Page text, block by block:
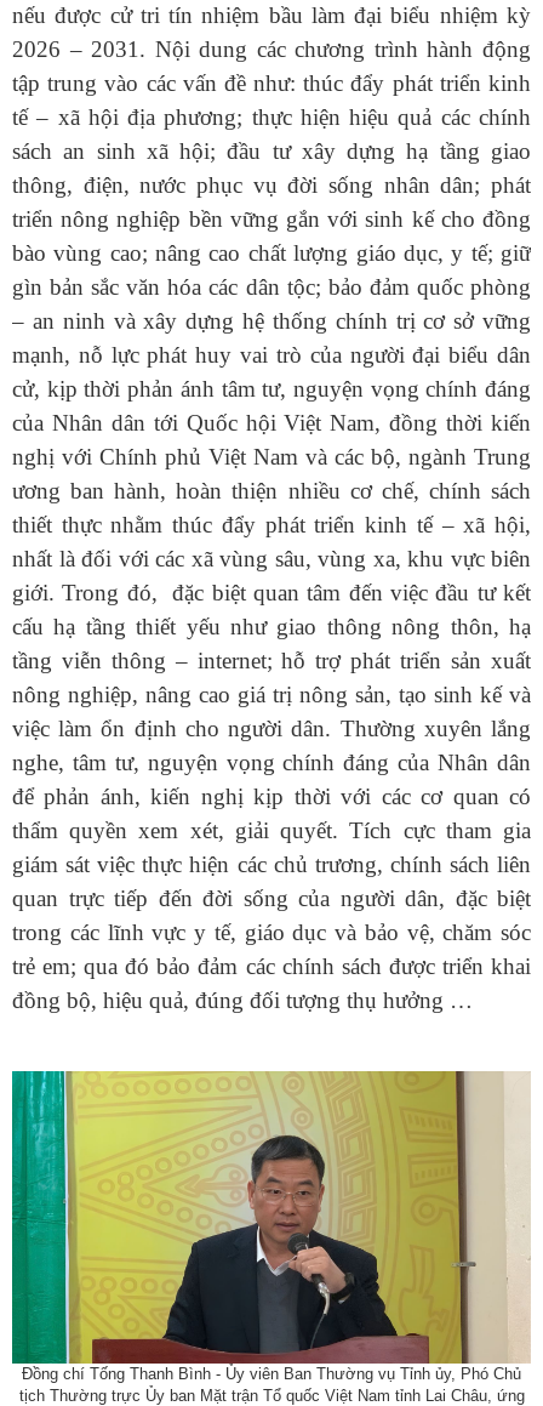
nếu được cử tri tín nhiệm bầu làm đại biểu nhiệm kỳ
2026 – 2031. Nội dung các chương trình hành động
tập trung vào các vấn đề như: thúc đẩy phát triển kinh
tế – xã hội địa phương; thực hiện hiệu quả các chính
sách an sinh xã hội; đầu tư xây dựng hạ tầng giao
thông, điện, nước phục vụ đời sống nhân dân; phát
triển nông nghiệp bền vững gắn với sinh kế cho đồng
bào vùng cao; nâng cao chất lượng giáo dục, y tế; giữ
gìn bản sắc văn hóa các dân tộc; bảo đảm quốc phòng
– an ninh và xây dựng hệ thống chính trị cơ sở vững
mạnh, nỗ lực phát huy vai trò của người đại biểu dân
cử, kịp thời phản ánh tâm tư, nguyện vọng chính đáng
của Nhân dân tới Quốc hội Việt Nam, đồng thời kiến
nghị với Chính phủ Việt Nam và các bộ, ngành Trung
ương ban hành, hoàn thiện nhiều cơ chế, chính sách
thiết thực nhằm thúc đẩy phát triển kinh tế – xã hội,
nhất là đối với các xã vùng sâu, vùng xa, khu vực biên
giới. Trong đó, đặc biệt quan tâm đến việc đầu tư kết
cấu hạ tầng thiết yếu như giao thông nông thôn, hạ
tầng viễn thông – internet; hỗ trợ phát triển sản xuất
nông nghiệp, nâng cao giá trị nông sản, tạo sinh kế và
việc làm ổn định cho người dân. Thường xuyên lắng
nghe, tâm tư, nguyện vọng chính đáng của Nhân dân
để phản ánh, kiến nghị kịp thời với các cơ quan có
thẩm quyền xem xét, giải quyết. Tích cực tham gia
giám sát việc thực hiện các chủ trương, chính sách liên
quan trực tiếp đến đời sống của người dân, đặc biệt
trong các lĩnh vực y tế, giáo dục và bảo vệ, chăm sóc
trẻ em; qua đó bảo đảm các chính sách được triển khai
đồng bộ, hiệu quả, đúng đối tượng thụ hưởng …
Đồng chí Tống Thanh Bình - Ủy viên Ban Thường vụ Tỉnh ủy, Phó Chủ
tịch Thường trực Ủy ban Mặt trận Tổ quốc Việt Nam tỉnh Lai Châu, ứng